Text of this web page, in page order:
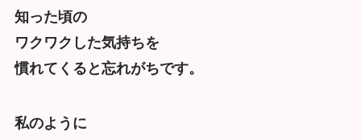
知った頃の
ワクワクした気持ちを
慣れてくると忘れがちです。
私のように